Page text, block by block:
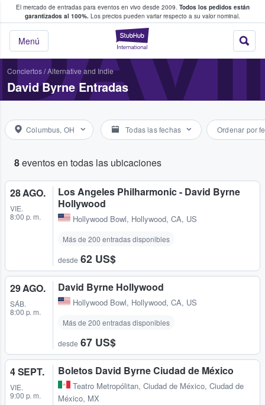
El mercado de entradas para eventos en vivo desde 2009. Todos los pedidos están
garantizados al 100%. Los precios pueden variar respecto a su valor nominal.
StubHub:
Menú
y venta de entradas entre fans
Conciertos/Alternative and Indie
David Byrne Entradas
Columbus, OH Todas las fechas Ordenar por
8eventos en todas las ubicaciones
28 AGO.
VIE.
8:00 p. m.
Los Angeles Philharmonic - David Byrne
Hollywood
Hollywood Bowl, Hollywood, CA, US
Más de 200 entradas disponibles
desde 62 US$
29 AGO.
SÁB.
8:00 p. m.
David Byrne Hollywood
Hollywood Bowl, Hollywood, CA, US
Más de 200 entradas disponibles
desde 67 US$
4 SEPT.
VIE.
9:00 p. m.
Boletos David Byrne Ciudad de México
Teatro Metropólitan, Ciudad de México, Ciudad de
México, MX